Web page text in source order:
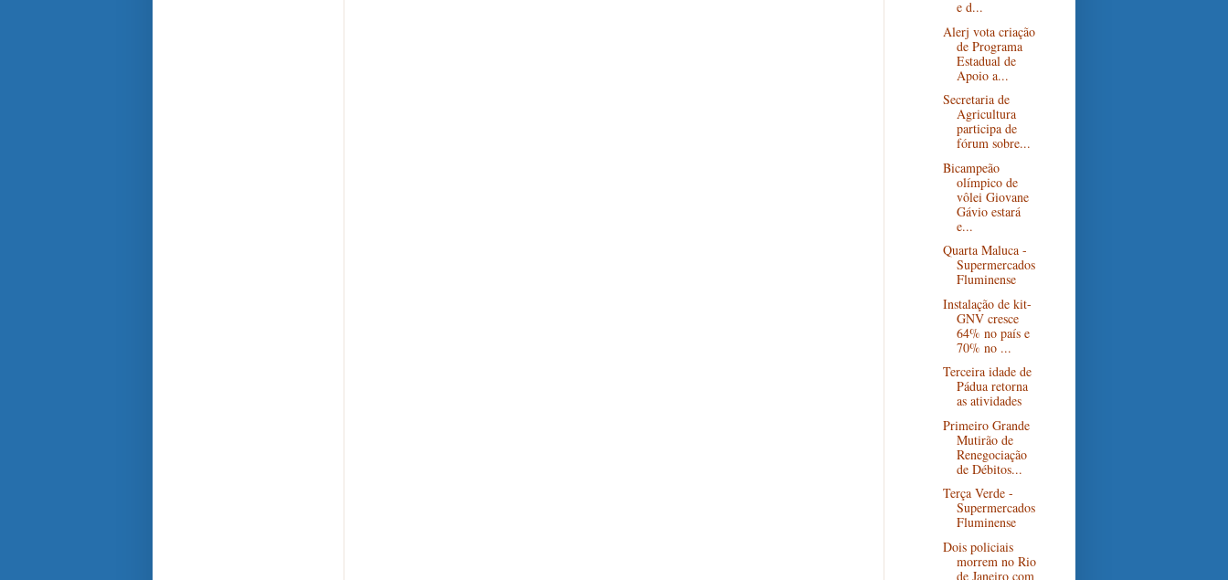
e d...
Alerj vota criação
de Programa
Estadual de
Apoio a...
Secretaria de
Agricultura
participa de
fórum sobre...
Bicampeão
olímpico de
vôlei Giovane
Gávio estará
e...
Quarta Maluca -
Supermercados
Fluminense
Instalação de kit-
GNV cresce
64% no país e
70% no ...
Terceira idade de
Pádua retorna
as atividades
Primeiro Grande
Mutirão de
Renegociação
de Débitos...
Terça Verde -
Supermercados
Fluminense
Dois policiais
morrem no Rio
de Janeiro com